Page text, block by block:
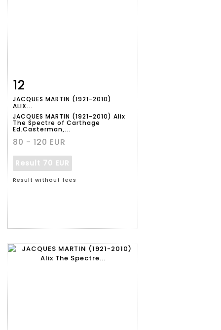
Item detail
12
JACQUES MARTIN (1921-2010)
ALIX...
JACQUES MARTIN (1921-2010) Alix
The Spectre of Carthage
Ed.Casterman,...
80 - 120 EUR
Result 70 EUR
Result without fees